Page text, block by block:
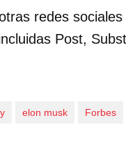
redes
Post,
elon musk Forbes